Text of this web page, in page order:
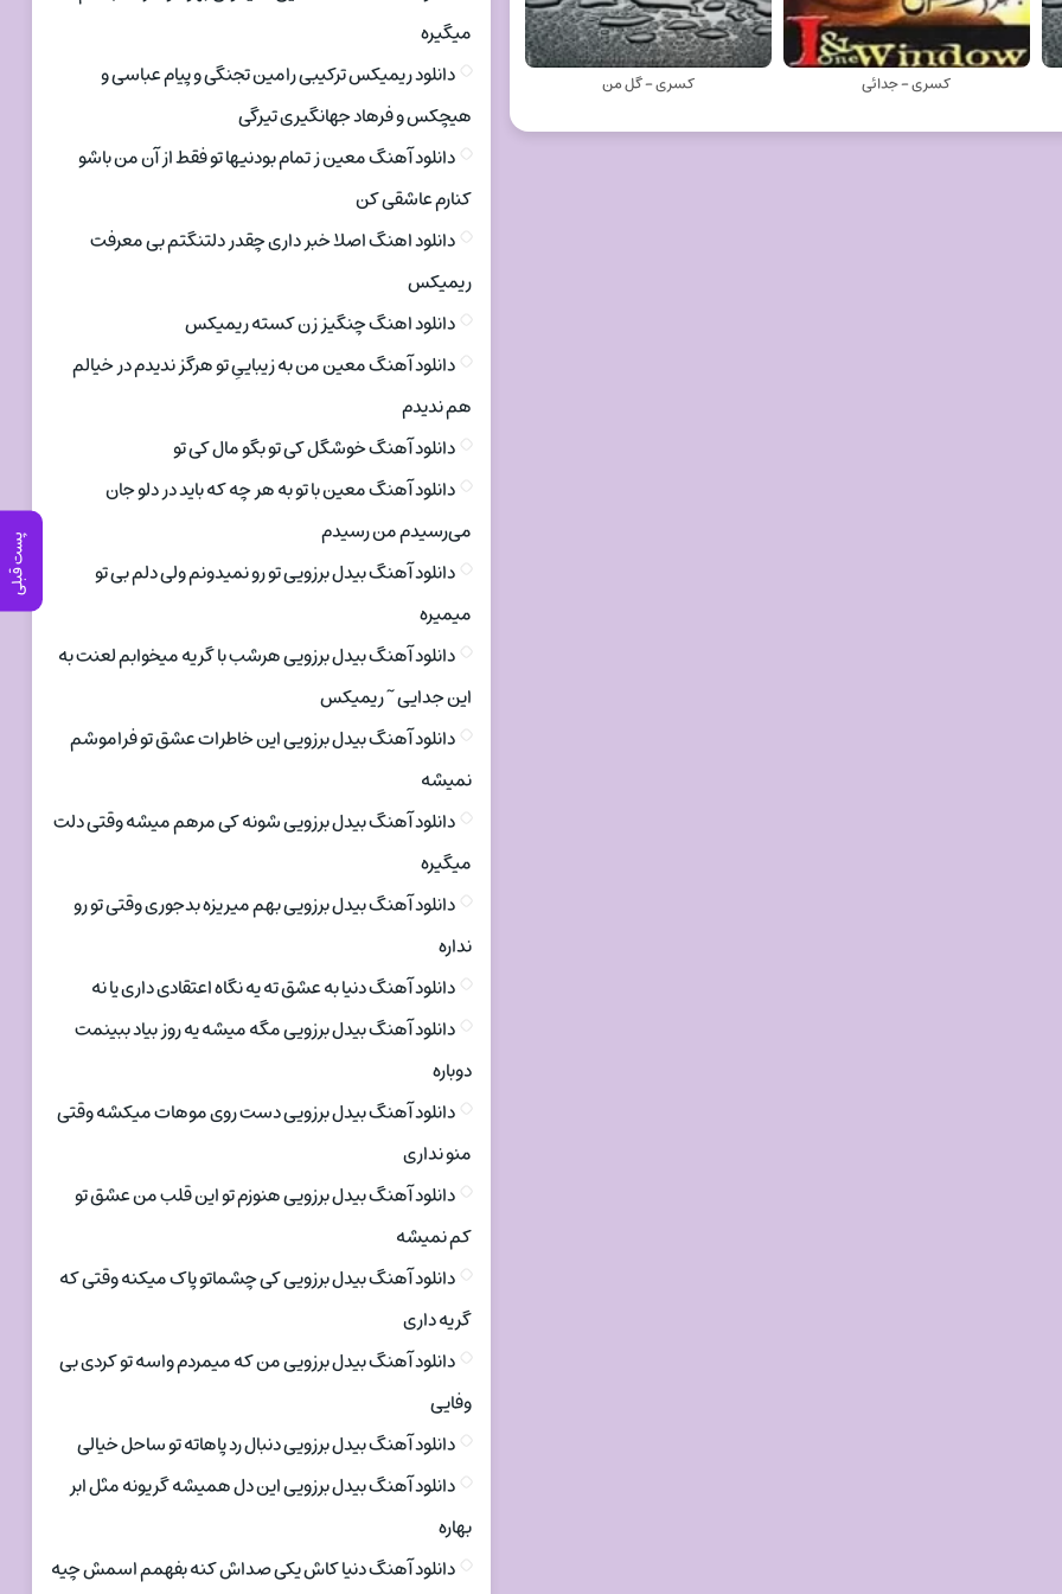
پست قبلی
کسری - جدائی کسری - گل من
میگیره
دانلود ریمیکس ترکیبی رامین تجنگی و پیام عباسی و
هیچکس و فرهاد جهانگیری تیرگی
دانلود آهنگ معین ز تمام بودنیها تو فقط از آن من باشو
کنارم عاشقی کن
دانلود اهنگ اصلا خبر داری چقدر دلتنگتم بی معرفت
ریمیکس
دانلود اهنگ چنگیز زن کسته ریمیکس
دانلود آهنگ معین من به زیباییِ تو هرگز ندیدم در خیالم
هم ندیدم
دانلود آهنگ خوشگل کی تو بگو مال کی تو
دانلود آهنگ معین با تو به هر چه که باید در دلو جان
می‌رسیدم من رسیدم
دانلود آهنگ بیدل برزویی تو رو نمیدونم ولی دلم بی تو
میمیره
دانلود آهنگ بیدل برزویی هرشب با گریه میخوابم لعنت به
این جدایی ~ ریمیکس
دانلود آهنگ بیدل برزویی این خاطرات عشق تو فراموشم
نمیشه
دانلود آهنگ بیدل برزویی شونه کی مرهم میشه وقتی دلت
میگیره
دانلود آهنگ بیدل برزویی بهم میریزه بدجوری وقتی تو رو
نداره
دانلود آهنگ دنیا به عشق ته یه نگاه اعتقادی داری یا نه
دانلود آهنگ بیدل برزویی مگه میشه یه روز بیاد ببینمت
دوباره
دانلود آهنگ بیدل برزویی دست روی موهات میکشه وقتی
منو نداری
دانلود آهنگ بیدل برزویی هنوزم تو این قلب من عشق تو
کم نمیشه
دانلود آهنگ بیدل برزویی کی چشماتو پاک میکنه وقتی که
گریه داری
دانلود آهنگ بیدل برزویی من که میمردم واسه تو کردی بی
وفایی
دانلود آهنگ بیدل برزویی دنبال رد پاهاته تو ساحل خیالی
دانلود آهنگ بیدل برزویی این دل همیشه گریونه مثل ابر
بهاره
دانلود آهنگ دنیا کاش یکی صداش کنه بفهمم اسمش چیه